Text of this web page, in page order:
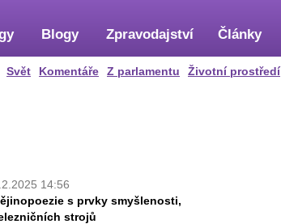
Svět Komentáře Z parlamentu Životní prostředí
Blogy Zpravodajství Články
14:56
s prvky smyšlenosti,
strojů